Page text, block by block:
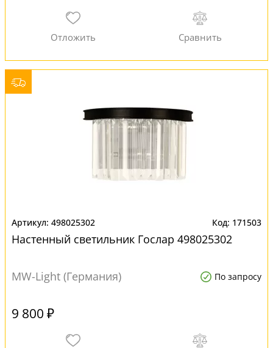
498025302 171503
Настенный светильник Гослар 498025302
MW-Light (Германия) По запросу
9 800 ₽